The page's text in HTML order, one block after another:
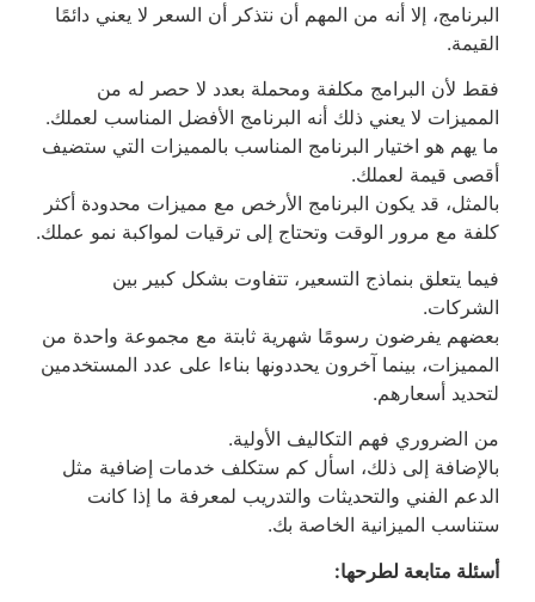
البرنامج، إلا أنه من المهم أن نتذكر أن السعر لا يعني دائمًا
القيمة.
فقط لأن البرامج مكلفة ومحملة بعدد لا حصر له من
المميزات لا يعني ذلك أنه البرنامج الأفضل المناسب لعملك.
ما يهم هو اختيار البرنامج المناسب بالمميزات التي ستضيف
أقصى قيمة لعملك.
بالمثل، قد يكون البرنامج الأرخص مع مميزات محدودة أكثر
كلفة مع مرور الوقت وتحتاج إلى ترقيات لمواكبة نمو عملك.
فيما يتعلق بنماذج التسعير، تتفاوت بشكل كبير بين
الشركات.
بعضهم يفرضون رسومًا شهرية ثابتة مع مجموعة واحدة من
المميزات، بينما آخرون يحددونها بناءا على عدد المستخدمين
لتحديد أسعارهم.
من الضروري فهم التكاليف الأولية.
بالإضافة إلى ذلك، اسأل كم ستكلف خدمات إضافية مثل
الدعم الفني والتحديثات والتدريب لمعرفة ما إذا كانت
ستناسب الميزانية الخاصة بك.
أسئلة متابعة لطرحها: